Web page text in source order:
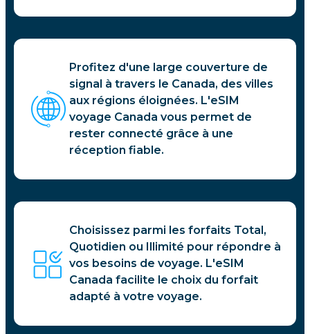
Profitez d'une large couverture de
signal à travers le Canada, des villes
aux régions éloignées. L'eSIM
voyage Canada vous permet de
rester connecté grâce à une
réception fiable.
Choisissez parmi les forfaits Total,
Quotidien ou Illimité pour répondre à
vos besoins de voyage. L'eSIM
Canada facilite le choix du forfait
adapté à votre voyage.